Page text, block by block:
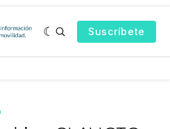
Suscríbete